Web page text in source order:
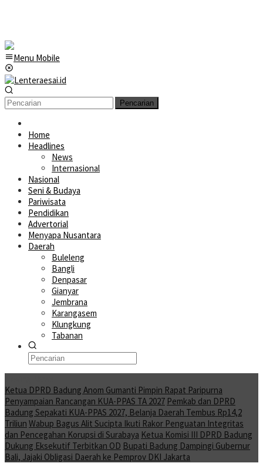
Menu Mobile
Pencarian
Home
Headlines
News
Internasional
Nasional
Seni & Budaya
Pariwisata
Pendidikan
Advertorial
Menyapa Nusantara
Daerah
Buleleng
Bangli
Denpasar
Gianyar
Jembrana
Karangasem
Klungkung
Tabanan
Ketua DPRD Badung Anom Gumanti Pimpin Rapat Paripurna
Penyampaian Rancangan KUA-PPAS TA 2027 Pemkab dan DPRD
Badung Sepakati KUA-PPAS 2027, Belanja Daerah Tembus Rp14,2
Triliun Wabup Bagus Alit Sucipta Ikuti Rakor Penguatan Integritas
dan Pencegahan Korupsi di Surabaya Ketua Komisi III DPRD Badung
Dukung Eksekutif Terbitkan OD Bupati Badung Dampingi Gubernur
Bali, Jajaki Obligasi Daerah ke Pemprov DKI Jakarta